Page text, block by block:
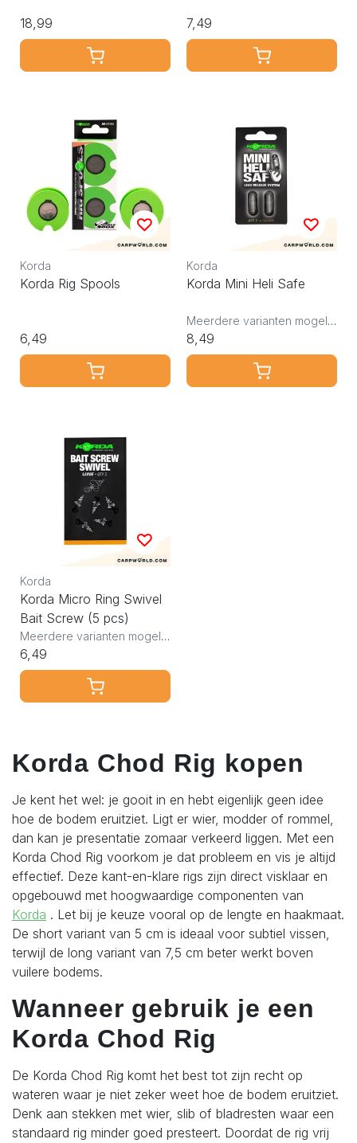
18,99 7,49
Korda
Korda Rig Spools
6,49
Korda
Korda Mini Heli Safe
Meerdere varianten mogelijk
8,49
Korda
Korda Micro Ring Swivel
Bait Screw (5 pcs)
Meerdere varianten mogelijk
6,49
Korda Chod Rig kopen
Je kent het wel: je gooit in en hebt eigenlijk geen idee
hoe de bodem eruitziet. Ligt er wier, modder of rommel,
dan kan je presentatie zomaar verkeerd liggen. Met een
Korda Chod Rig voorkom je dat probleem en vis je altijd
effectief. Deze kant-en-klare rigs zijn direct visklaar en
opgebouwd met hoogwaardige componenten van
Korda . Let bij je keuze vooral op de lengte en haakmaat.
De short variant van 5 cm is ideaal voor subtiel vissen,
terwijl de long variant van 7,5 cm beter werkt boven
vuilere bodems.
Wanneer gebruik je een
Korda Chod Rig
De Korda Chod Rig komt het best tot zijn recht op
wateren waar je niet zeker weet hoe de bodem eruitziet.
Denk aan stekken met wier, slib of bladresten waar een
standaard rig minder goed presteert. Doordat de rig vrij